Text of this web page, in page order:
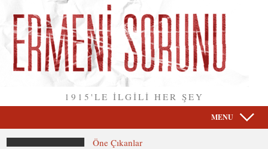
1915'LE İLGİLİ HER ŞEY
MENU
Öne Çıkanlar